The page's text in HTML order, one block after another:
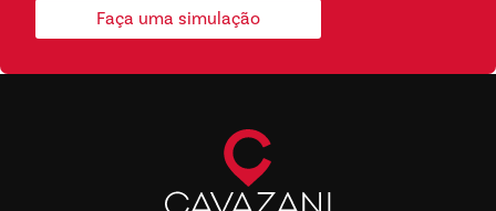
Faça uma simulação